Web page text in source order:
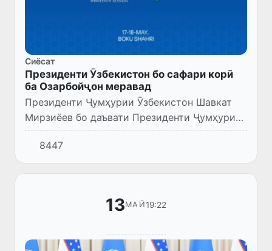
Сиёсат
Президенти Ӯзбекистон бо сафари корӣ
ба Озарбойҷон меравад
Президенти Ҷумҳурии Ӯзбекистон Шавкат
Мирзиёев бо даъвати Президенти Ҷумҳурии
Озарбойҷон Илҳом Алиев 17-18 май бо
сафари корӣ ба шаҳри Боку меравад.
8447
13МАЙ19:22